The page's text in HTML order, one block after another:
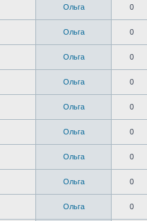
Ольга 0
Ольга 0
Ольга 0
Ольга 0
Ольга 0
Ольга 0
Ольга 0
Ольга 0
Ольга 0